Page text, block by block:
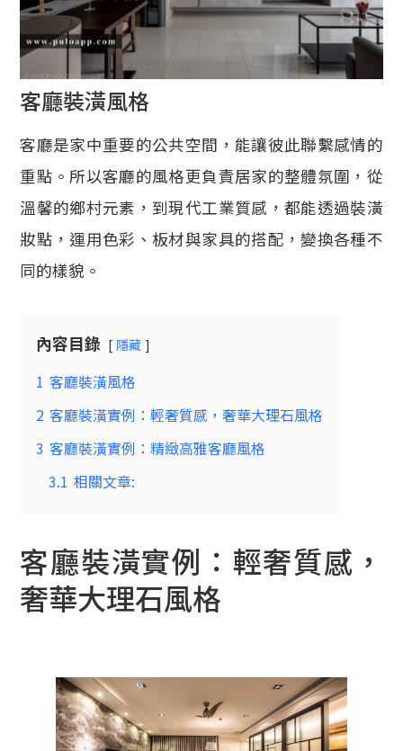
客廳裝潢風格
客廳是家中重要的公共空間，能讓彼此聯繫感情的
重點。所以客廳的風格更負責居家的整體氛圍，從
溫馨的鄉村元素，到現代工業質感，都能透過裝潢
妝點，運用色彩、板材與家具的搭配，變換各種不
同的樣貌。
內容目錄 隱藏
1 客廳裝潢風格
2 客廳裝潢實例：輕奢質感，奢華大理石風格
3 客廳裝潢實例：精緻高雅客廳風格
3.1 相關文章:
客廳裝潢實例：輕奢質感，
奢華大理石風格